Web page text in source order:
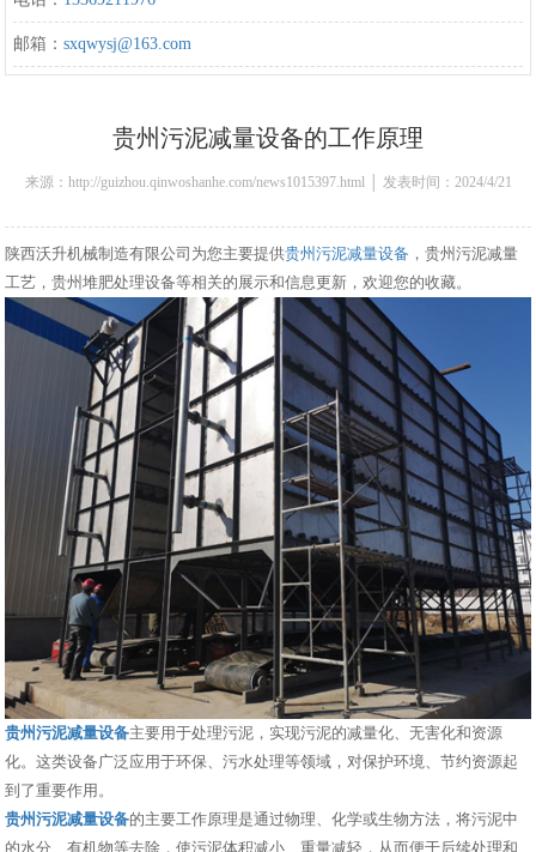
邮箱：sxqwysj@163.com
贵州污泥减量设备的工作原理
来源：http://guizhou.qinwoshanhe.com/news1015397.html │ 发表时间：2024/4/21
陕西沃升机械制造有限公司为您主要提供贵州污泥减量设备 ，贵州污泥减量
工艺，贵州堆肥处理设备等相关的展示和信息更新，欢迎您的收藏。
贵州污泥减量设备主要用于处理污泥，实现污泥的减量化、无害化和资源
化。这类设备广泛应用于环保、污水处理等领域，对保护环境、节约资源起
到了重要作用。
贵州污泥减量设备的主要工作原理是通过物理、化学或生物方法，将污泥中
的水分、有机物等去除，使污泥体积减小、重量减轻，从而便于后续处理和